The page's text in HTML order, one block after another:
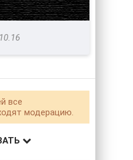
все
модерацию.